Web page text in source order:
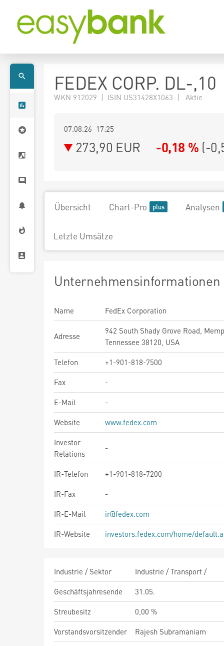
FEDEX CORP. DL-,10
WKN 912029 | ISIN US31428X1063 | Aktie
07.08.26 17:25
273,90 EUR -0,18 % (-
Übersicht Chart-Pro Analysen
Letzte Umsätze
Unternehmensinformationen
Name FedEx Corporation
Adresse
942 South Shady Grove Road,
Tennessee 38120, USA
Telefon
+1-901-818-7500
Fax
-
E-Mail
-
Website
www.fedex.com
Investor
Relations
-
IR-Telefon
+1-901-818-7200
IR-Fax
-
IR-E-Mail
ir@fedex.com
IR-Website
investors.fedex.com/home/
Industrie / Sektor
Industrie / Transport /
Geschäftsjahresende
31.05.
Streubesitz
0,00 %
Vorstandsvorsitzender
Rajesh Subramaniam